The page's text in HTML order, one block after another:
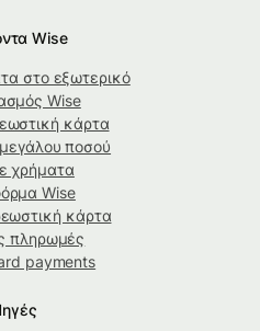
Wise
στο εξωτερικό
Wise
κάρτα
ποσού
χρήματα
Wise
κάρτα
πληρωμές
payments